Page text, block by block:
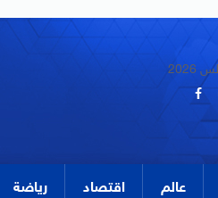
عالم اقتصاد رياضة